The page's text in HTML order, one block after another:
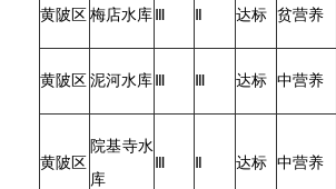
黄陂区 梅店水库 达标 贫营养
黄陂区 泥河水库 达标 中营养
黄陂区
院基寺水
库
达标 中营养